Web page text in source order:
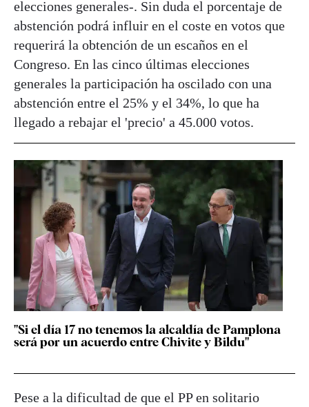
elecciones generales-. Sin duda el porcentaje de
abstención podrá influir en el coste en votos que
requerirá la obtención de un escaños en el
Congreso. En las cinco últimas elecciones
generales la participación ha oscilado con una
abstención entre el 25% y el 34%, lo que ha
llegado a rebajar el 'precio' a 45.000 votos.
"Si el día 17 no tenemos la alcaldía de Pamplona
será por un acuerdo entre Chivite y Bildu"
Pese a la dificultad de que el PP en solitario